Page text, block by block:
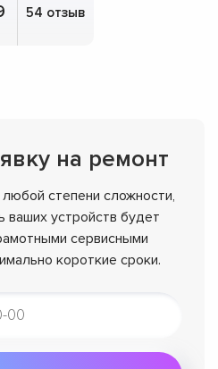
54 отзыв
на ремонт
степени сложности,
ваших устройств будет
сервисными
короткие сроки.